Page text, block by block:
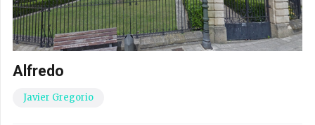
Alfredo
Javier Gregorio